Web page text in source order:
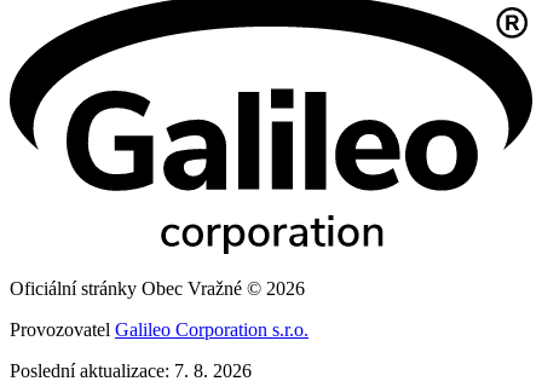
Oficiální stránky Obec Vražné © 2026
Provozovatel Galileo Corporation s.r.o.
Poslední aktualizace: 7. 8. 2026